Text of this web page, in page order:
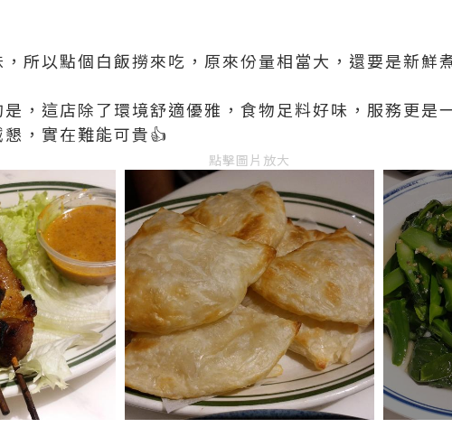
所以點個白飯撈來吃，原來份量相當大，還要是新鮮
，這店除了環境舒適優雅，食物足料好味，服務更是
，實在難能可貴👍
點擊圖片放大